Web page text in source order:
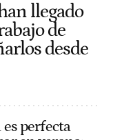
llegado
de
desde
perfecta